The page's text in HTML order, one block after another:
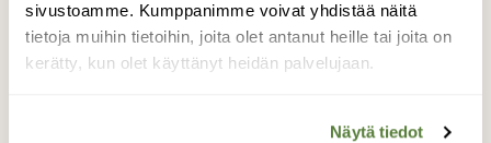
sivustoamme. Kumppanimme voivat yhdistää näitä
tietoja muihin tietoihin, joita olet antanut heille tai joita on
kerätty, kun olet käyttänyt heidän palvelujaan.
Näytä tiedot
Saku-sammakko. Tuttavallisesti katsoo hän
😊